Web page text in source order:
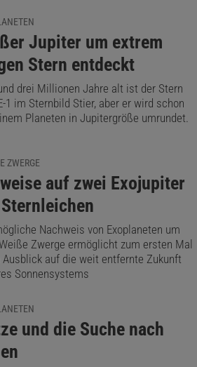
Jupiter um extrem
Stern entdeckt
drei Millionen Jahre alt ist der Stern
1 im Sternbild Stier, aber er wird schon
Planeten in Jupitergröße umrundet.
ZWERGE
auf zwei Exojupiter
Nachweis von Exoplaneten um
Zwerge ermöglicht zum ersten Mal
Ausblick auf die weit entfernte Zukunft
Sonnensystems
und die Suche nach